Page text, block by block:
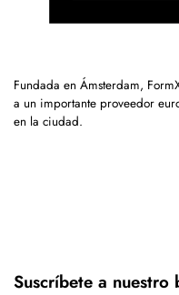
Fundada en Ámsterdam,
a un importante proveedor
en la ciudad.
Suscríbete a nuestro